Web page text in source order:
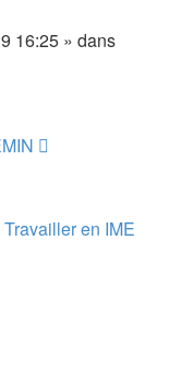
16:25 » dans
Travailler en IME